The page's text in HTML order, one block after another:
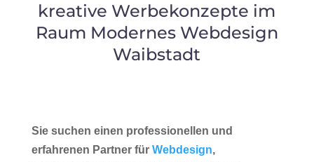
kreative Werbekonzepte im
Raum Modernes Webdesign
Waibstadt
Sie suchen einen professionellen und
erfahrenen Partner für Webdesign,